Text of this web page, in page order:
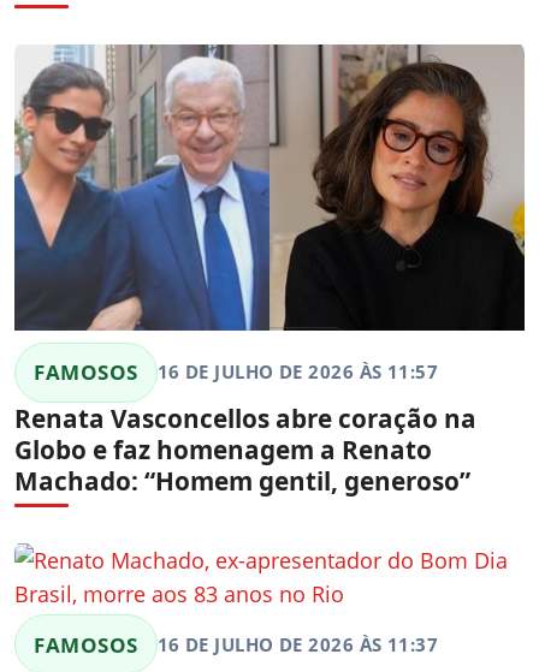
FAMOSOS 16 DE JULHO DE 2026 ÀS 11:57
Renata Vasconcellos abre coração na
Globo e faz homenagem a Renato
Machado: “Homem gentil, generoso”
FAMOSOS 16 DE JULHO DE 2026 ÀS 11:37